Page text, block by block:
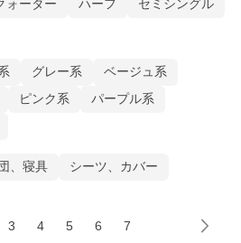
ォーター ハーフ
セミシングル
グレー系
ベージュ系
ピンク系
パープル系
、寝具 シーツ、カバー
3 4 5 6 7